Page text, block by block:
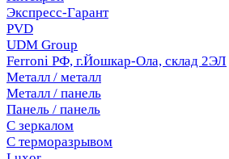
Экспресс-Гарант
PVD
UDM Group
Ferroni РФ, г.Йошкар-Ола, склад 2ЭЛ
Металл / металл
Металл / панель
Панель / панель
С зеркалом
С терморазрывом